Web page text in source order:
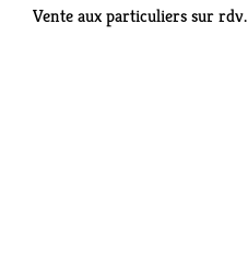
Vente aux particuliers sur rdv.